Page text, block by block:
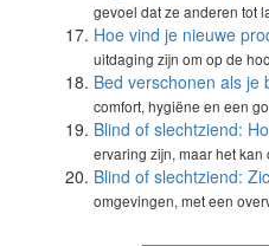
gevoel dat ze anderen tot
Hoe vind je nieuwe
uitdaging zijn om op de
Bed verschonen als je
comfort, hygiëne en een
Blind of slechtziend:
ervaring zijn, maar het
Blind of slechtziend:
omgevingen, met een